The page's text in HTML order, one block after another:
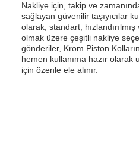
Nakliye için, takip ve
sağlayan güvenilir taşıyıcılar
olarak, standart,
olmak üzere çeşitli nakliye
gönderiler, Krom Piston
hemen kullanıma hazır olarak
için özenle ele alınır.